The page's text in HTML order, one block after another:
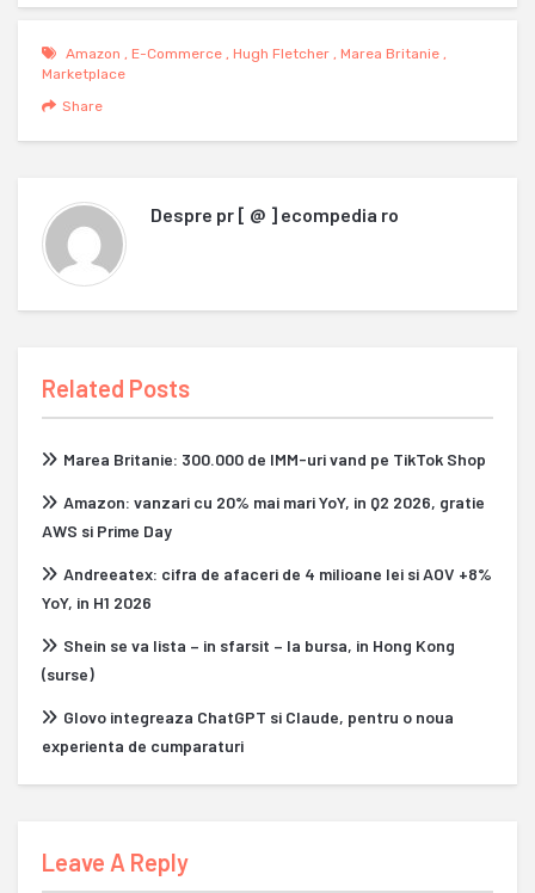
Amazon , E-Commerce , Hugh Fletcher , Marea Britanie ,
Marketplace
Share
Despre pr [ @ ] ecompedia ro
Related Posts
Marea Britanie: 300.000 de IMM-uri vand pe TikTok Shop
Amazon: vanzari cu 20% mai mari YoY, in Q2 2026, gratie
AWS si Prime Day
Andreeatex: cifra de afaceri de 4 milioane lei si AOV +8%
YoY, in H1 2026
Shein se va lista – in sfarsit – la bursa, in Hong Kong
(surse)
Glovo integreaza ChatGPT si Claude, pentru o noua
experienta de cumparaturi
Leave A Reply